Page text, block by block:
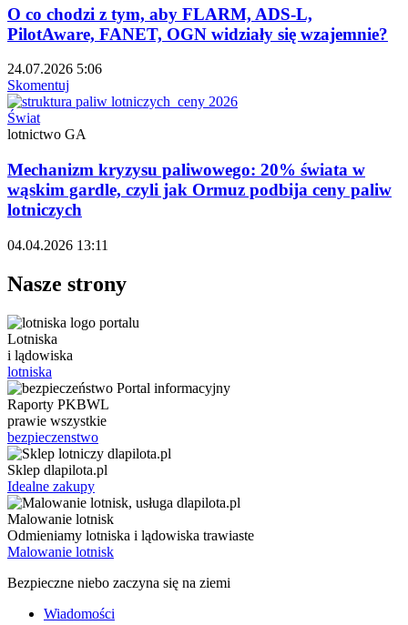
O co chodzi z tym, aby FLARM, ADS-L,
PilotAware, FANET, OGN widziały się wzajemnie?
24.07.2026 5:06
Skomentuj
Świat
lotnictwo GA
Mechanizm kryzysu paliwowego: 20% świata w
wąskim gardle, czyli jak Ormuz podbija ceny paliw
lotniczych
04.04.2026 13:11
Nasze strony
Lotniska
i lądowiska
lotniska
Raporty PKBWL
prawie wszystkie
bezpieczenstwo
Sklep dlapilota.pl
Idealne zakupy
Malowanie lotnisk
Odmieniamy lotniska i lądowiska trawiaste
Malowanie lotnisk
Bezpieczne niebo zaczyna się na ziemi
Wiadomości